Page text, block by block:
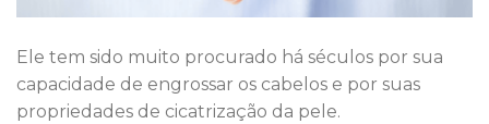
Ele tem sido muito procurado há séculos por sua
capacidade de engrossar os cabelos e por suas
propriedades de cicatrização da pele.